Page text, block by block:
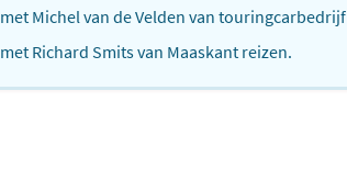
Michel van de Velden van
Richard Smits van Maaskant reizen.